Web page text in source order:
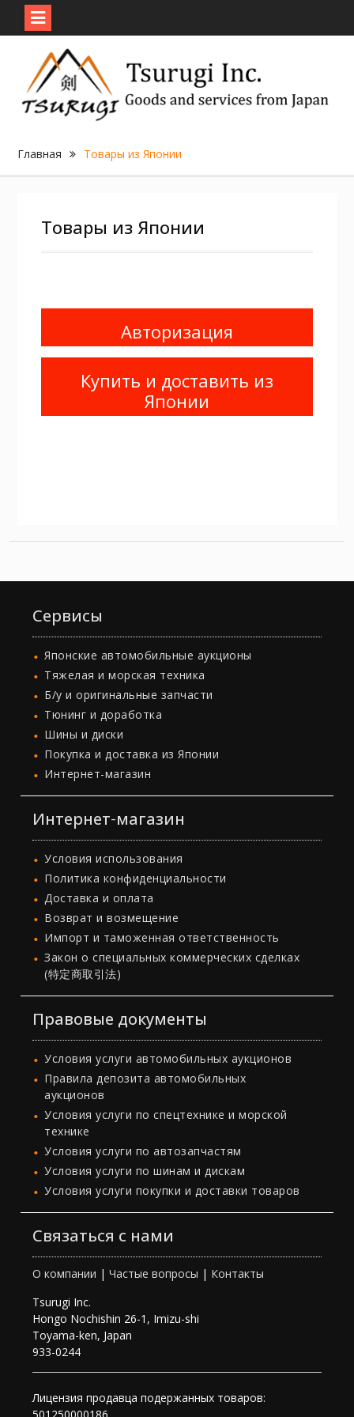
content
Главная Товары из Японии
Товары из Японии
Авторизация
Купить и доставить из
Японии
Сервисы
Японские автомобильные аукционы
Тяжелая и морская техника
Б/у и оригинальные запчасти
Тюнинг и доработка
Шины и диски
Покупка и доставка из Японии
Интернет-магазин
Интернет-магазин
Условия использования
Политика конфиденциальности
Доставка и оплата
Возврат и возмещение
Импорт и таможенная ответственность
Закон о специальных коммерческих сделках
(特定商取引法)
Правовые документы
Условия услуги автомобильных аукционов
Правила депозита автомобильных
аукционов
Условия услуги по спецтехнике и морской
технике
Условия услуги по автозапчастям
Условия услуги по шинам и дискам
Условия услуги покупки и доставки товаров
Связаться с нами
О компании |Частые вопросы | Контакты
Tsurugi Inc.
Hongo Nochishin 26-1, Imizu-shi
Toyama-ken, Japan
933-0244
Лицензия продавца подержанных товаров: